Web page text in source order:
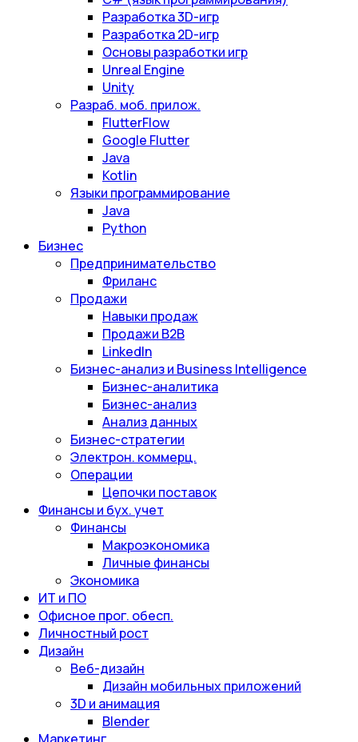
Разработка 3D-игр
Разработка 2D-игр
Основы разработки игр
Unreal Engine
Unity
Разраб. моб. прилож.
FlutterFlow
Google Flutter
Java
Kotlin
Языки программирование
Java
Python
Бизнес
Предпринимательство
Фриланс
Продажи
Навыки продаж
Продажи B2B
LinkedIn
Бизнес-анализ и Business Intelligence
Бизнес-аналитика
Бизнес-анализ
Анализ данных
Бизнес-стратегии
Электрон. коммерц.
Операции
Цепочки поставок
Финансы и бух. учет
Финансы
Макроэкономика
Личные финансы
Экономика
ИТ и ПО
Офисное прог. обесп.
Личностный рост
Дизайн
Веб-дизайн
Дизайн мобильных приложений
3D и анимация
Blender